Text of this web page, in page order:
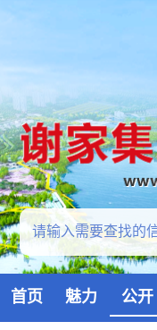
首页 魅力 公开